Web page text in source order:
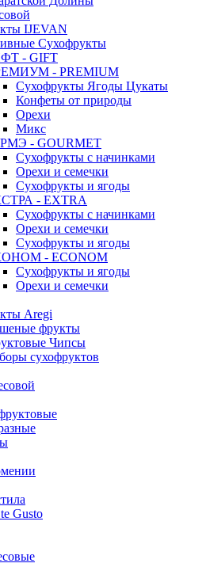
IJEVAN
Сухофрукты
- GIFT
- PREMIUM
Сухофрукты Ягоды Цукаты
Конфеты от природы
Орехи
Микс
- GOURMET
Сухофрукты с начинками
Орехи и семечки
Сухофрукты и ягоды
- EXTRA
Сухофрукты с начинками
Орехи и семечки
Сухофрукты и ягоды
- ECONOM
Сухофрукты и ягоды
Орехи и семечки
Aregi
фрукты
Чипсы
сухофруктов
Gusto